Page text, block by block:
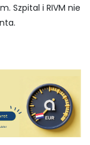
Szpital i RIVM nie